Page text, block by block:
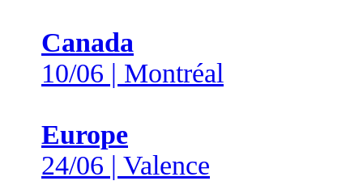
Canada
10/06 | Montréal
Europe
24/06 | Valence